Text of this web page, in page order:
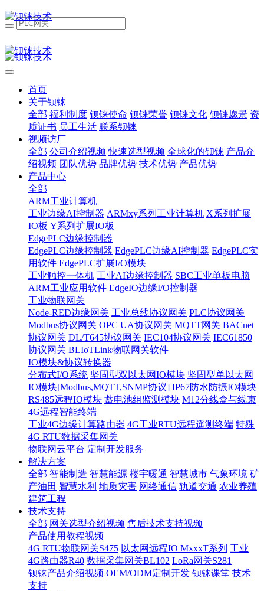
首页
关于钡铼
全部 福利制度 钡铼使命 钡铼荣誉 钡铼文化 钡铼愿景 资
质证书 员工生活 联系钡铼
视频访厂
全部 公司介绍视频 快速选型视频 全球化的钡铼 产品介
绍视频 团队优势 品牌优势 技术优势 产品优势
产品中心
全部
ARM工业计算机
工业边缘AI控制器 ARMxy系列工业计算机 X系列扩展
IO板 Y系列扩展IO板
EdgePLC边缘控制器
EdgePLC边缘控制器 EdgePLC边缘AI控制器 EdgePLC实
用软件 EdgePLC扩展I/O模块
工业触控一体机 工业AI边缘控制器 SBC工业单板电脑
ARM工业应用软件 EdgeIO边缘I/O控制器
工业物联网关
Node-RED边缘网关 工业总线协议网关 PLC协议网关
Modbus协议网关 OPC UA协议网关 MQTT网关 BACnet
协议网关 DL/T645协议网关 IEC104协议网关 IEC61850
协议网关 BLIoTLink物联网关软件
IO模块&协议转换器
分布式I/O系统 坚固型双以太网IO模块 坚固型单以太网
IO模块[Modbus,MQTT,SNMP协议] IP67防水防振IO模块
RS485远程IO模块 蓄电池组监测模块 M12分线盒与线束
4G远程智能终端
工业4G边缘计算路由器 4G工业RTU远程遥测终端 特殊
4G RTU数据采集网关
物联网云平台 定制开发服务
解决方案
全部 智能制造 智慧能源 楼宇暖通 智慧城市 气象环境 矿
产油田 智慧水利 地质灾害 网络通信 轨道交通 农业养殖
建筑工程
技术支持
全部 网关选型介绍视频 售后技术支持视频
产品使用教程视频
4G RTU物联网关S475 以太网远程IO MxxxT系列 工业
4G路由器R40 数据采集网关BL102 LoRa网关S281
钡铼产品介绍视频 OEM/ODM定制开发 钡铼课堂 技术
支持